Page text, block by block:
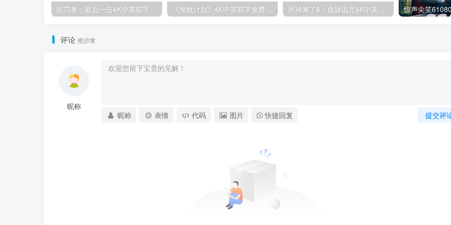
惩罚者：最后一击4K中英双字 惊声尖笑
评论 抢沙发
昵称
提交评
昵称 表情 代码 图片 快捷回复